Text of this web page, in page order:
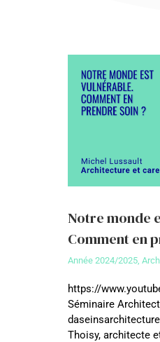
Notre monde
Comment en
Année 2024/2025 ,
https://
Séminaire
Thoisy, architecte